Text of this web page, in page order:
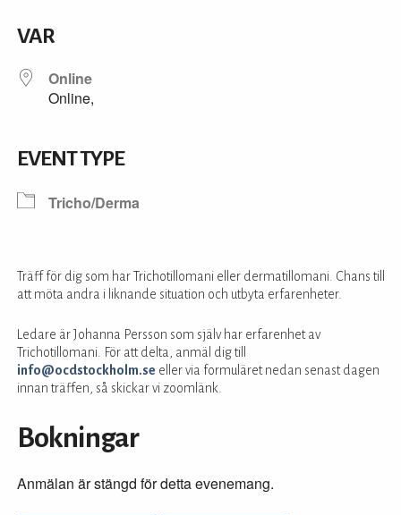
VAR
Online
Online,
EVENT TYPE
Tricho/Derma
Träff för dig som har Trichotillomani eller dermatillomani. Chans till
att möta andra i liknande situation och utbyta erfarenheter.
Ledare är Johanna Persson som själv har erfarenhet av
Trichotillomani. För att delta, anmäl dig till
info@ocdstockholm.se eller via formuläret nedan senast dagen
innan träffen, så skickar vi zoomlänk.
Bokningar
Anmälan är stängd för detta evenemang.